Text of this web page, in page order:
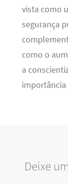
vista como
segurança
como o
a
importância
Deixe